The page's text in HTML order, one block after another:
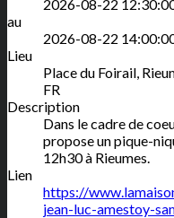
2026-08-22
au
2026-08-22
Lieu
Place du Foirail,
FR
Description
Dans le cadre de
propose un pique-
12h30 à Rieumes.
Lien
https://
jean-luc-amestoy-